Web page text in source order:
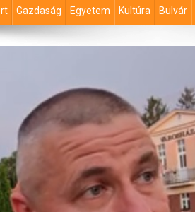
Gazdaság Egyetem Kultúra Bulvár